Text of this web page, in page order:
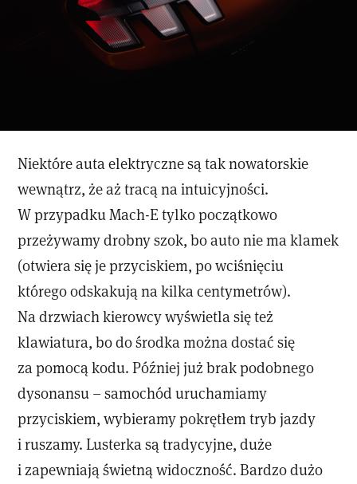
Niektóre auta elektryczne są tak nowatorskie
wewnątrz, że aż tracą na intuicyjności.
W przypadku Mach-E tylko początkowo
przeżywamy drobny szok, bo auto nie ma klamek
(otwiera się je przyciskiem, po wciśnięciu
którego odskakują na kilka centymetrów).
Na drzwiach kierowcy wyświetla się też
klawiatura, bo do środka można dostać się
za pomocą kodu. Później już brak podobnego
dysonansu – samochód uruchamiamy
przyciskiem, wybieramy pokrętłem tryb jazdy
i ruszamy. Lusterka są tradycyjne, duże
i zapewniają świetną widoczność. Bardzo dużo